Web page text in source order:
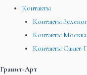
Контакты
Контакты
Контакты Москва
Контакты Санкт-
Гранит-Арт